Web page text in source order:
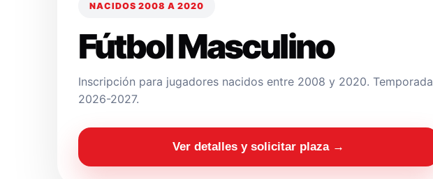
NACIDOS 2008 A 2020
Fútbol Masculino
Inscripción para jugadores nacidos entre 2008 y 2020. Temporada
2026-2027.
Ver detalles y solicitar plaza →